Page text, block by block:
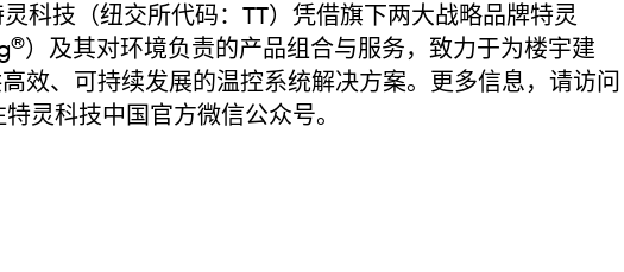
技（纽交所代码：TT）凭借旗下两大战略品牌特灵
®）及其对环境负责的产品组合与服务，致力于为楼宇建
效、可持续发展的温控系统解决方案。更多信息，请访问
灵科技中国官方微信公众号。